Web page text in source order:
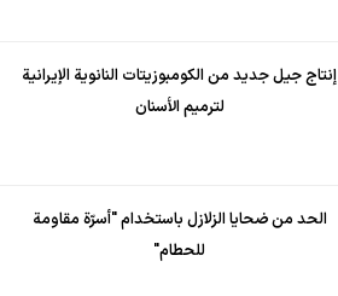
إنتاج جيل جديد من الكومبوزيتات النانوية الإيرانية
لترميم الأسنان
الحد من ضحايا الزلازل باستخدام "أسرّة مقاومة
للحطام"